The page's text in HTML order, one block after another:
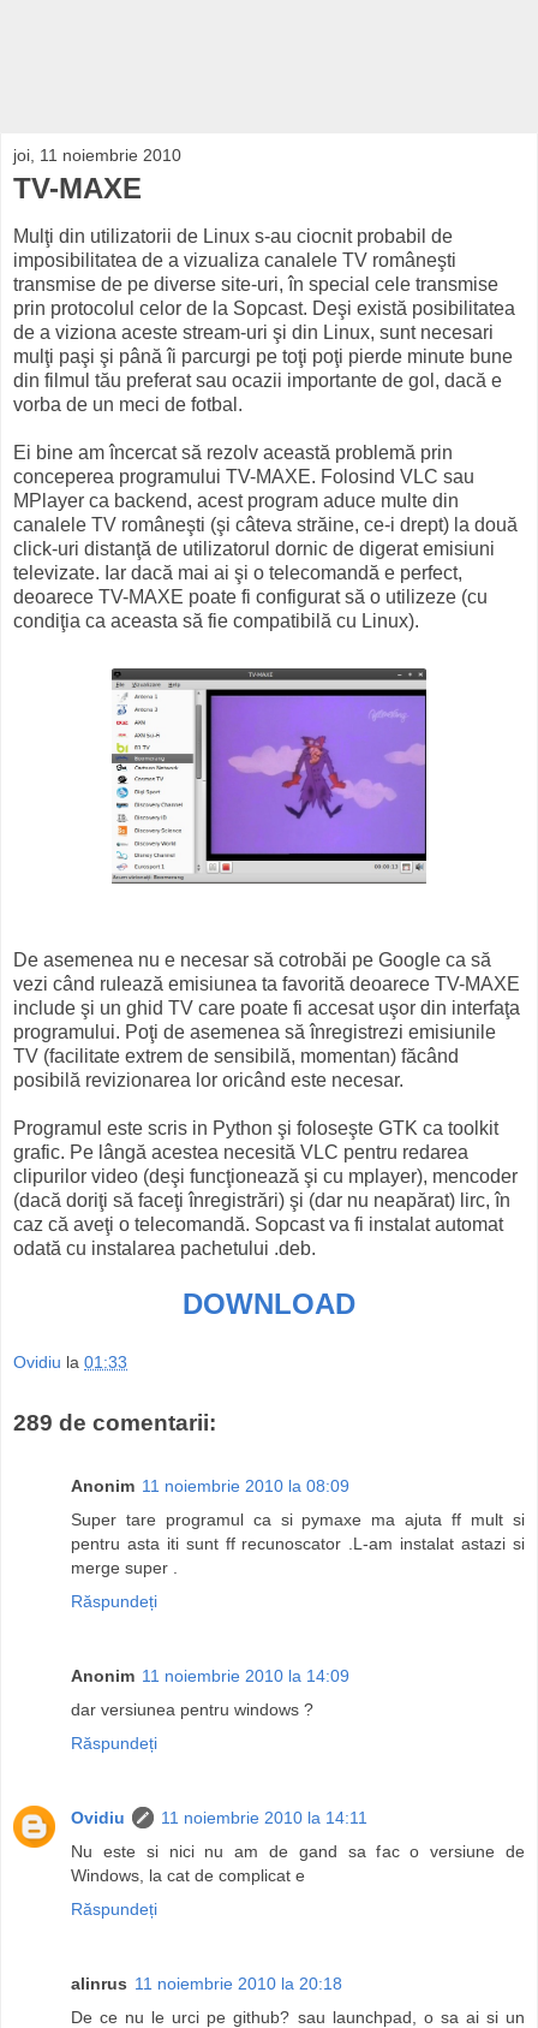
joi, 11 noiembrie 2010
TV-MAXE
Mulţi din utilizatorii de Linux s-au ciocnit probabil de
imposibilitatea de a vizualiza canalele TV româneşti
transmise de pe diverse site-uri, în special cele transmise
prin protocolul celor de la Sopcast. Deşi există posibilitatea
de a viziona aceste stream-uri şi din Linux, sunt necesari
mulţi paşi şi până îi parcurgi pe toţi poţi pierde minute bune
din filmul tău preferat sau ocazii importante de gol, dacă e
vorba de un meci de fotbal.
Ei bine am încercat să rezolv această problemă prin
conceperea programului TV-MAXE. Folosind VLC sau
MPlayer ca backend, acest program aduce multe din
canalele TV româneşti (şi câteva străine, ce-i drept) la două
click-uri distanţă de utilizatorul dornic de digerat emisiuni
televizate. Iar dacă mai ai şi o telecomandă e perfect,
deoarece TV-MAXE poate fi configurat să o utilizeze (cu
condiţia ca aceasta să fie compatibilă cu Linux).
De asemenea nu e necesar să cotrobăi pe Google ca să
vezi când rulează emisiunea ta favorită deoarece TV-MAXE
include şi un ghid TV care poate fi accesat uşor din interfaţa
programului. Poţi de asemenea să înregistrezi emisiunile
TV (facilitate extrem de sensibilă, momentan) făcând
posibilă revizionarea lor oricând este necesar.
Programul este scris in Python şi foloseşte GTK ca toolkit
grafic. Pe lângă acestea necesită VLC pentru redarea
clipurilor video (deşi funcţionează şi cu mplayer), mencoder
(dacă doriţi să faceţi înregistrări) şi (dar nu neapărat) lirc, în
caz că aveţi o telecomandă. Sopcast va fi instalat automat
odată cu instalarea pachetului .deb.
DOWNLOAD
Ovidiu la 01:33
289 de comentarii:
Anonim 11 noiembrie 2010 la 08:09
Super tare programul ca si pymaxe ma ajuta ff mult si
pentru asta iti sunt ff recunoscator .L-am instalat astazi si
merge super .
Răspundeți
Anonim 11 noiembrie 2010 la 14:09
dar versiunea pentru windows ?
Răspundeți
Ovidiu
11 noiembrie 2010 la 14:11
Nu este si nici nu am de gand sa fac o versiune de
Windows, la cat de complicat e
Răspundeți
alinrus 11 noiembrie 2010 la 20:18
De ce nu le urci pe github? sau launchpad, o sa ai si un